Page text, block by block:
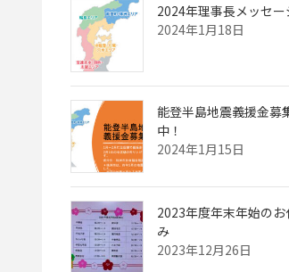
2024年理事長メッセー
2024年1月18日
能登半島地震義援金募
中！
2024年1月15日
2023年度年末年始のお
み
2023年12月26日